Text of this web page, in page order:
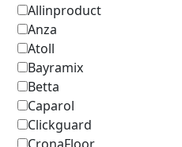
Allinproduct
Anza
Atoll
Bayramix
Betta
Caparol
Clickguard
CronaFloor